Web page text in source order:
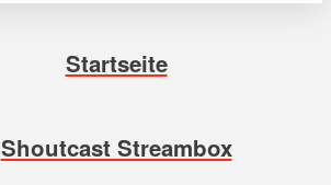
Startseite
Shoutcast Streambox